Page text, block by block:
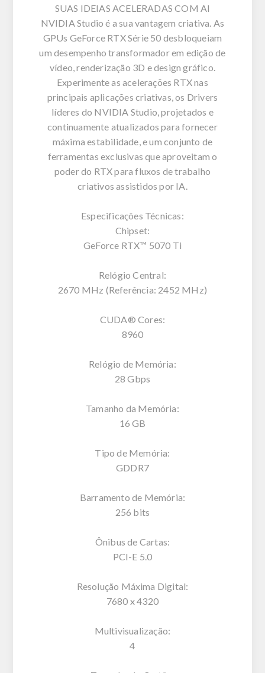
SUAS IDEIAS ACELERADAS COM AI
NVIDIA Studio é a sua vantagem criativa. As
GPUs GeForce RTX Série 50 desbloqueiam
um desempenho transformador em edição de
vídeo, renderização 3D e design gráfico.
Experimente as acelerações RTX nas
principais aplicações criativas, os Drivers
líderes do NVIDIA Studio, projetados e
continuamente atualizados para fornecer
máxima estabilidade, e um conjunto de
ferramentas exclusivas que aproveitam o
poder do RTX para fluxos de trabalho
criativos assistidos por IA.
Especificações Técnicas:
Chipset:
GeForce RTX™ 5070 Ti
Relógio Central:
2670 MHz (Referência: 2452 MHz)
CUDA® Cores:
8960
Relógio de Memória:
28 Gbps
Tamanho da Memória:
16 GB
Tipo de Memória:
GDDR7
Barramento de Memória:
256 bits
Ônibus de Cartas:
PCI-E 5.0
Resolução Máxima Digital:
7680 x 4320
Multivisualização:
4